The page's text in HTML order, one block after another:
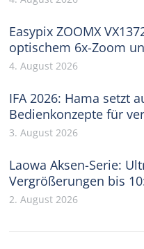
Easypix ZOOMX
optischem 6x-Zoom
4. August 2026
IFA 2026: Hama setzt
Bedienkonzepte für
3. August 2026
Laowa Aksen-Serie:
Vergrößerungen bis
2. August 2026